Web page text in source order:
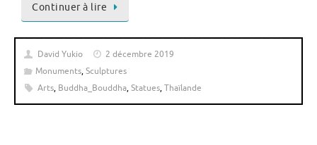
Continuer à lire
David Yukio
2 décembre 2019
Monuments,Sculptures
Arts, Buddha_Bouddha,Statues,Thaïlande